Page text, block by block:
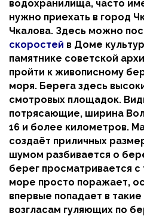
водохранилища, часто
нужно приехать в город
Чкалова. Здесь можно
скоростей в Доме
памятнике советской
пройти к живописному
моря. Берега здесь
смотровых площадок.
потрясающие, ширина
16 и более километров.
создаёт приличных
шумом разбивается о
берег просматривается
море просто поражает,
впервые попадает в
возгласам гуляющих по